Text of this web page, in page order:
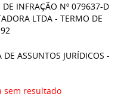
DE INFRAÇÃO Nº 079637-D
LTDA - TERMO DE
PARECER DA CÂMARA TÉCNICA DE ASSUNTOS JURÍDICOS -
sem resultado